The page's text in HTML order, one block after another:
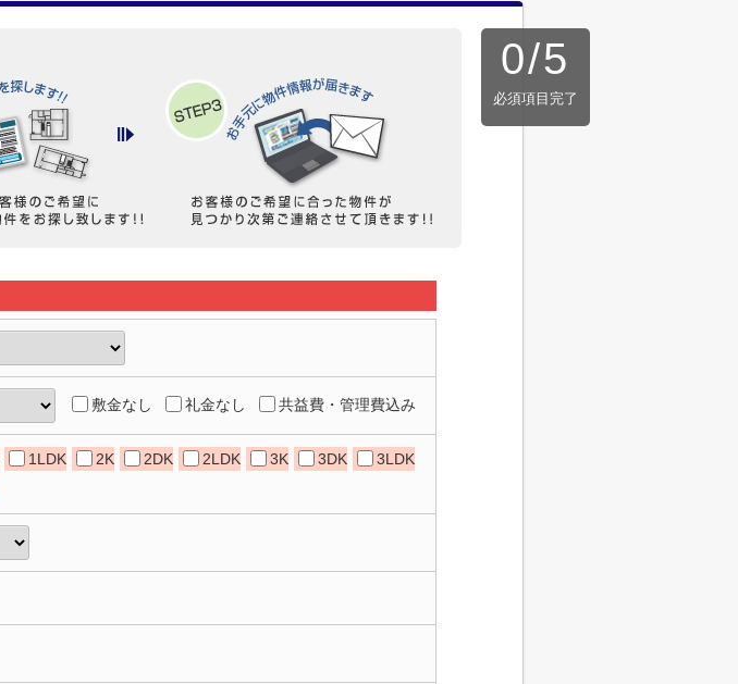
0/5
必須項目完了
敷金なし 礼金なし 共益費・管理費込み
1LDK 2K 2DK 2LDK 3K 3DK
3LDK